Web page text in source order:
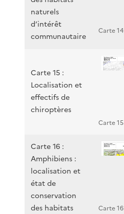
naturels
d’intérêt
communautaire
Carte 14
Carte 15 :
Localisation et
effectifs de
chiroptères
Carte 15
Carte 16 :
Amphibiens :
localisation et
état de
conservation
des habitats
Carte 16